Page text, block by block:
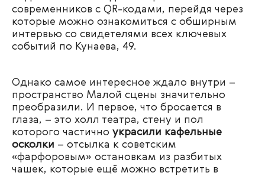
современников с QR-кодами, перейдя через
которые можно ознакомиться с обширным
интервью со свидетелями всех ключевых
событий по Кунаева, 49.
Однако самое интересное ждало внутри –
пространство Малой сцены значительно
преобразили. И первое, что бросается в
глаза, – это холл театра, стену и пол
которого частично украсили кафельные
осколки – отсылка к советским
«фарфоровым» остановкам из разбитых
чашек, которые ещё можно встретить в